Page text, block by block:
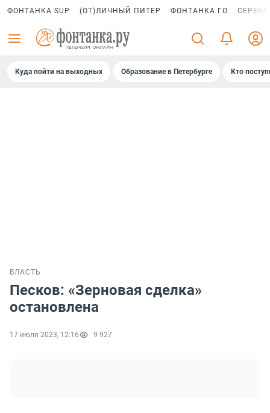
ФОНТАНКА SUP (ОТ)ЛИЧНЫЙ ПИТЕР ФОНТАНКА ГО
Куда пойти на выходных Образование в Петербурге Кто
ВЛАСТЬ
Песков: «Зерновая сделка»
остановлена
17 июля 2023, 12:16 9 927